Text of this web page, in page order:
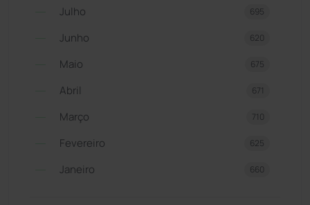
Julho 695
Junho 620
Maio 675
Abril 671
Março 710
Fevereiro 625
Janeiro 660